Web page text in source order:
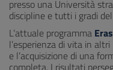
presso una Università
discipline e tutti i gradi
L’attuale programma
l’esperienza di vita in
e l’acquisizione di una
completa. I risultati